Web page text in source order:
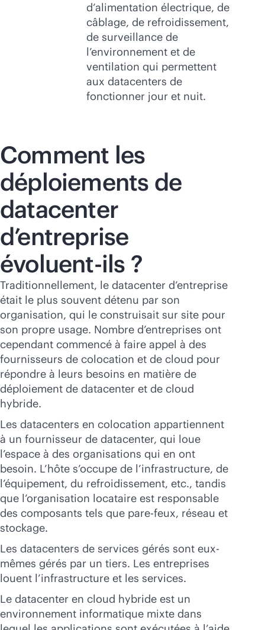
d’alimentation électrique, de
câblage, de refroidissement,
de surveillance de
l’environnement et de
ventilation qui permettent
aux datacenters de
fonctionner jour et nuit.
Comment les
déploiements de
datacenter
d’entreprise
évoluent-ils ?
Traditionnellement, le datacenter d’entreprise
était le plus souvent détenu par son
organisation, qui le construisait sur site pour
son propre usage. Nombre d’entreprises ont
cependant commencé à faire appel à des
fournisseurs de colocation et de cloud pour
répondre à leurs besoins en matière de
déploiement de datacenter et de cloud
hybride.
Les datacenters en colocation appartiennent
à un fournisseur de datacenter, qui loue
l’espace à des organisations qui en ont
besoin. L’hôte s’occupe de l’infrastructure, de
l’équipement, du refroidissement, etc., tandis
que l’organisation locataire est responsable
des composants tels que pare-feux, réseau et
stockage.
Les datacenters de services gérés sont eux-
mêmes gérés par un tiers. Les entreprises
louent l’infrastructure et les services.
Le datacenter en cloud hybride est un
environnement informatique mixte dans